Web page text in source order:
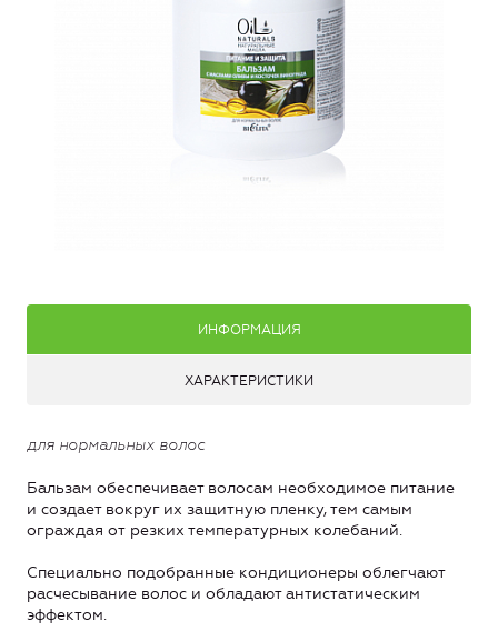
ИНФОРМАЦИЯ
ХАРАКТЕРИСТИКИ
для нормальных волос
Бальзам обеспечивает волосам необходимое питание
и создает вокруг их защитную пленку, тем самым
ограждая от резких температурных колебаний.
Специально подобранные кондиционеры облегчают
расчесывание волос и обладают антистатическим
эффектом.